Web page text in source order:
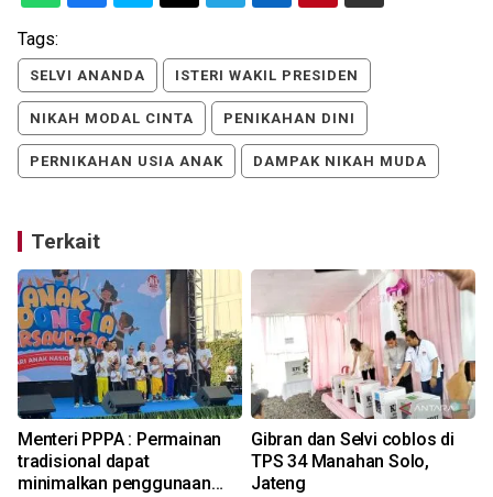
Tags:
SELVI ANANDA ISTERI WAKIL PRESIDEN
NIKAH MODAL CINTA PENIKAHAN DINI
PERNIKAHAN USIA ANAK DAMPAK NIKAH MUDA
Terkait
Menteri PPPA : Permainan
tradisional dapat
minimalkan penggunaan
Gibran dan Selvi coblos di
TPS 34 Manahan Solo,
Jateng